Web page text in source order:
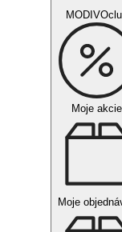
Moje akcie
Moje